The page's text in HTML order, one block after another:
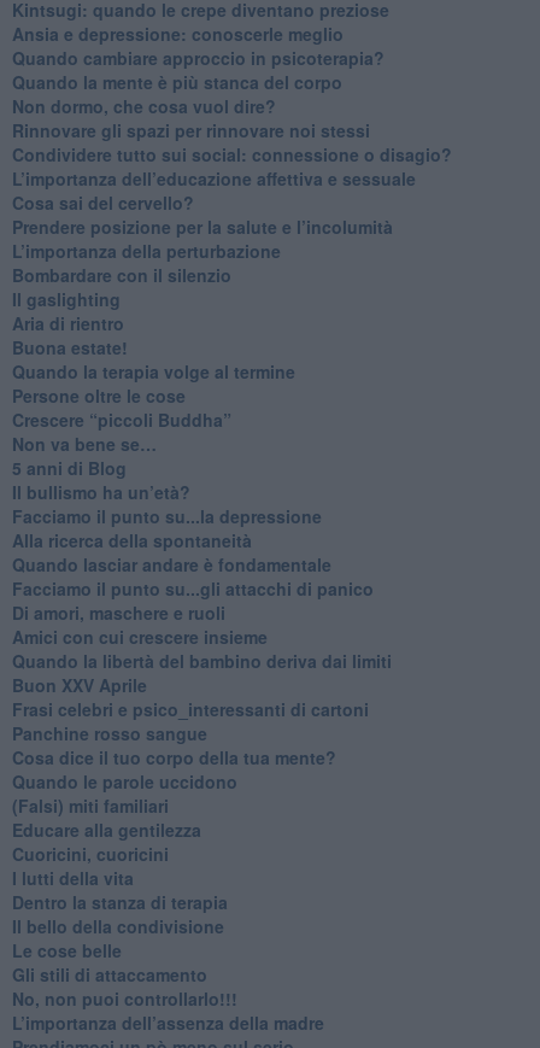
​Kintsugi: quando le crepe diventano preziose
Ansia e depressione: conoscerle meglio
Quando cambiare approccio in psicoterapia?
​Quando la mente è più stanca del corpo
Non dormo, che cosa vuol dire?
​Rinnovare gli spazi per rinnovare noi stessi
​Condividere tutto sui social: connessione o disagio?
​L’importanza dell’educazione affettiva e sessuale
​Cosa sai del cervello?
Prendere posizione per la salute e l’incolumità
L’importanza della perturbazione
​Bombardare con il silenzio
Il gaslighting
Aria di rientro
Buona estate!
​Quando la terapia volge al termine
​Persone oltre le cose
​Crescere “piccoli Buddha”
Non va bene se…
​5 anni di Blog
​Il bullismo ha un’età?
Facciamo il punto su...la depressione
​Alla ricerca della spontaneità
​Quando lasciar andare è fondamentale
Facciamo il punto su...gli attacchi di panico
Di amori, maschere e ruoli
​Amici con cui crescere insieme
​Quando la libertà del bambino deriva dai limiti
Buon XXV Aprile
​Frasi celebri e psico_interessanti di cartoni
​Panchine rosso sangue
​Cosa dice il tuo corpo della tua mente?
​Quando le parole uccidono
​(Falsi) miti familiari
​Educare alla gentilezza
​Cuoricini, cuoricini
I lutti della vita
​Dentro la stanza di terapia
​Il bello della condivisione
Le cose belle
​Gli stili di attaccamento
No, non puoi controllarlo!!!
​L’importanza dell’assenza della madre